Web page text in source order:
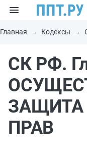
Главная Кодексы
СК РФ.
ПРАВ